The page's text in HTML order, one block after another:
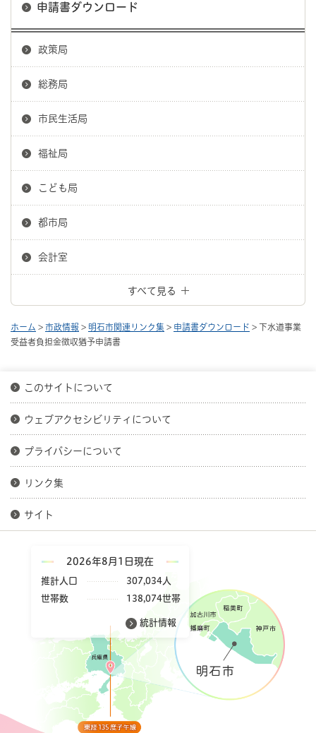
申請書ダウンロード
政策局
総務局
市民生活局
福祉局
こども局
都市局
会計室
すべて見る
ホーム > 市政情報 > 明石市関連リンク集 > 申請書ダウンロード > 下水道事業
受益者負担金徴収猶予申請書
このサイトについて
ウェブアクセシビリティについて
プライバシーについて
リンク集
サイト
2026年8月1日現在
推計人口
307,034人
世帯数
138,074世帯
統計情報